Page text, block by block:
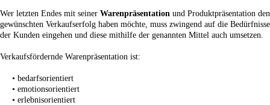
Wer letzten Endes mit seiner Warenpräsentation und Produktpräsentation den
gewünschten Verkaufserfolg haben möchte, muss zwingend auf die Bedürfnisse
der Kunden eingehen und diese mithilfe der genannten Mittel auch umsetzen.
Verkaufsfördernde Warenpräsentation ist:
• bedarfsorientiert
• emotionsorientiert
• erlebnisorientiert